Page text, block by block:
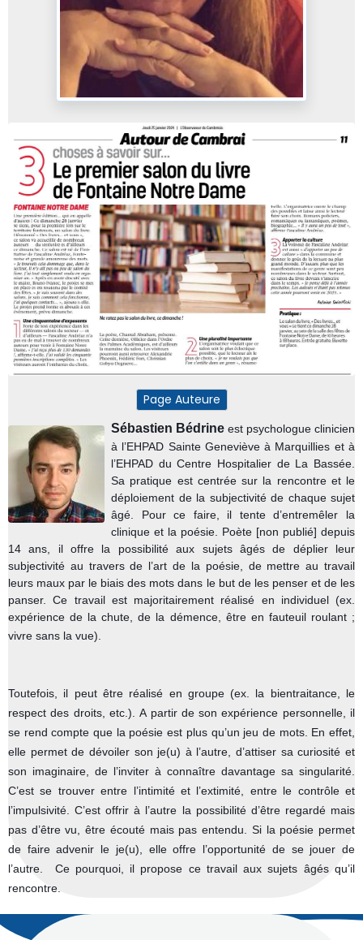
Page Auteure
Sébastien Bédrine est psychologue clinicien
à l’EHPAD Sainte Geneviève à Marquillies et à
l’EHPAD du Centre Hospitalier de La Bassée.
Sa pratique est centrée sur la rencontre et le
déploiement de la subjectivité de chaque sujet
âgé. Pour ce faire, il tente d’entremêler la
clinique et la poésie. Poète [non publié] depuis
14 ans, il offre la possibilité aux sujets âgés de déplier leur
subjectivité au travers de l’art de la poésie, de mettre au travail
leurs maux par le biais des mots dans le but de les penser et de les
panser. Ce travail est majoritairement réalisé en individuel (ex.
expérience de la chute, de la démence, être en fauteuil roulant ;
vivre sans la vue).
Toutefois, il peut être réalisé en groupe (ex. la bientraitance, le
respect des droits, etc.).A partir de son expérience personnelle, il
se rend compte que la poésie est plus qu’un jeu de mots. En effet,
elle permet de dévoiler son je(u) à l’autre, d’attiser sa curiosité et
son imaginaire, de l’inviter à connaître davantage sa singularité.
C’est se trouver entre l’intimité et l’extimité, entre le contrôle et
l’impulsivité. C’est offrir à l’autre la possibilité d’être regardé mais
pas d’être vu, être écouté mais pas entendu. Si la poésie permet
de faire advenir le je(u), elle offre l’opportunité de se jouer de
l’autre. Ce pourquoi, il propose ce travail aux sujets âgés qu’il
rencontre.